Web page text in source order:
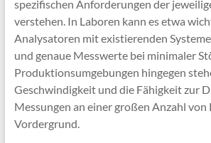
spezifischen Anforderungen der
verstehen. In Laboren kann es etwa
Analysatoren mit existierenden
und genaue Messwerte bei minimaler
Produktionsumgebungen hingegen
Geschwindigkeit und die Fähigkeit zur
Messungen an einer großen Anzahl von
Vordergrund.